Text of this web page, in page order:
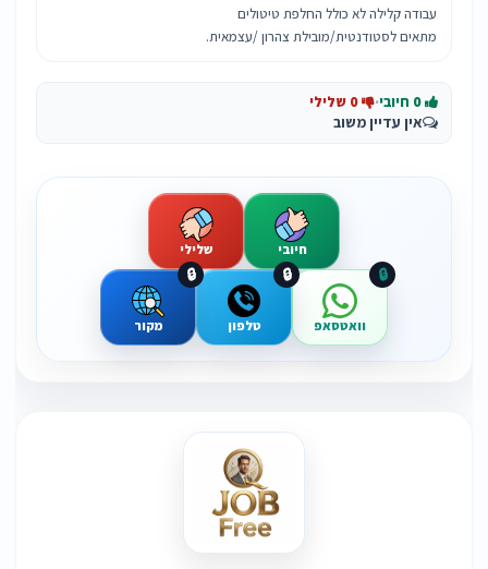
מתאים לסטודנטית/מובילת צהרון /עצמאית.
·
אין עדיין משוב
חיובי שלילי
וואטסאפ
🔒
טלפון
🔒
מקור
🔒